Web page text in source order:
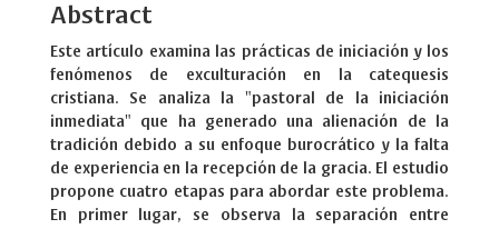
Abstract
Este artículo examina las prácticas de iniciación y los
fenómenos de exculturación en la catequesis
cristiana. Se analiza la "pastoral de la iniciación
inmediata" que ha generado una alienación de la
tradición debido a su enfoque burocrático y la falta
de experiencia en la recepción de la gracia. El estudio
propone cuatro etapas para abordar este problema.
En primer lugar, se observa la separación entre